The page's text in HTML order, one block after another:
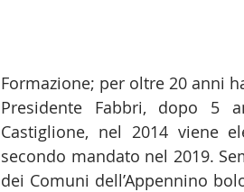
Formazione; per oltre 20 anni
Presidente Fabbri, dopo 5
Castiglione, nel 2014 viene
secondo mandato nel 2019.
dei Comuni dell’Appennino